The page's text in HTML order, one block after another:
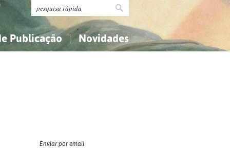
Publicação Novidades
Enviar por email